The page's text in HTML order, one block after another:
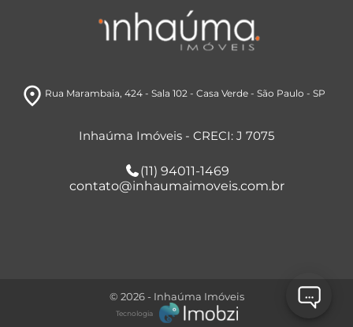
room Rua Marambaia , 424 - Sala 102 - Casa Verde- São Paulo - SP
Inhaúma Imóveis - CRECI: J 7075
(11) 94011-1469
contato@inhaumaimoveis.com.br
© 2026 - Inhaúma Imóveis
Tecnologia